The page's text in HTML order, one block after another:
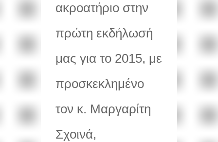
ακροατήριο στην
πρώτη εκδήλωσή
μας για το 2015, με
προσκεκλημένο
τον κ. Μαργαρίτη
Σχοινά,